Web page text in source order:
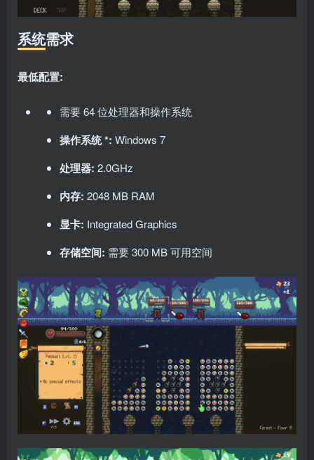
系统需求
最低配置:
需要 64 位处理器和操作系统
操作系统 *: Windows 7
处理器: 2.0GHz
内存: 2048 MB RAM
显卡: Integrated Graphics
存储空间: 需要 300 MB 可用空间